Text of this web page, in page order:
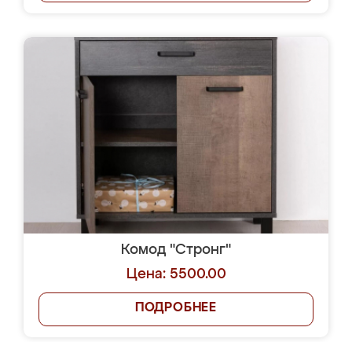
Комод "Стронг"
Цена: 5500.00
ПОДРОБНЕЕ